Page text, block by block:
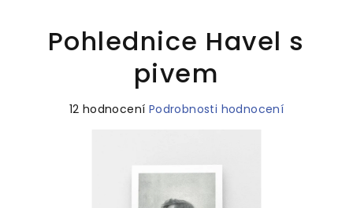
Pohlednice Havel s
pivem
Průměrné
12 hodnocení Podrobnosti hodnocení